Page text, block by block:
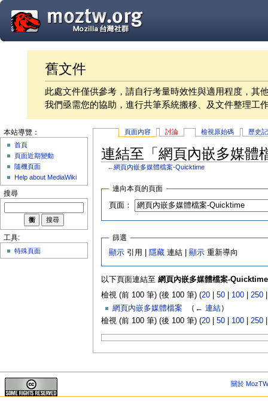
舊文件
此處文件僅供參考，請自行考量時效性與適用程度，其
我們亟需您的協助，進行共筆系統搬移、及文件整理工
頁面內容 討論 檢視原始碼 歷史
連結至「網頁內嵌多媒體
←網頁內嵌多媒體檔案-Quicktime
連向本頁的頁面
頁面：
篩選
顯示 引用 | 隱藏 連結 |顯示 重新導向
以下頁面連結至 網頁內嵌多媒體檔案-Quicktime
檢視 (前 100 筆) (後 100 筆) (20| 50| 100| 250
網頁內嵌多媒體檔案‎ （ ← 連結）
檢視 (前 100 筆) (後 100 筆) (20| 50| 100| 250
本站導覽：
首頁
頁面近期變動
隨機頁面
Help about MediaWiki
搜尋
工具:
特殊頁面
關於